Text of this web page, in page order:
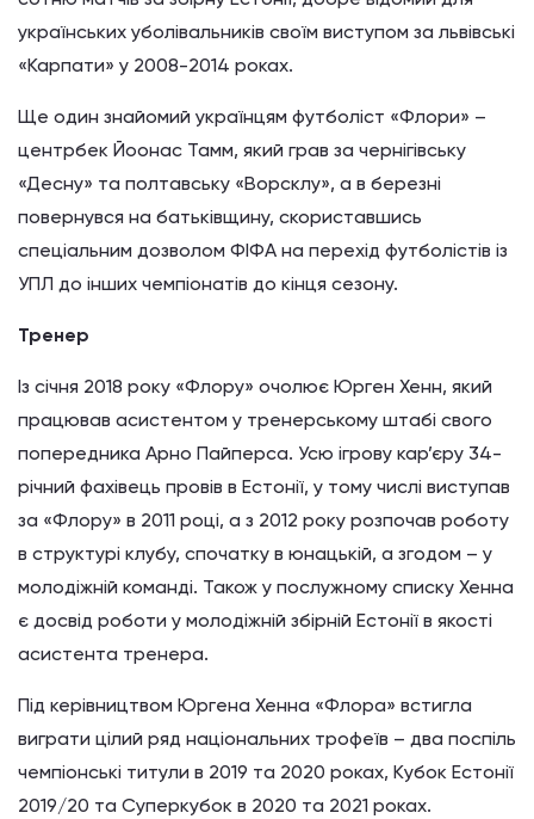
українських уболівальників своїм виступом за львівські
«Карпати» у 2008-2014 роках.
Ще один знайомий українцям футболіст «Флори» –
центрбек Йоонас Тамм, який грав за чернігівську
«Десну» та полтавську «Ворсклу», а в березні
повернувся на батьківщину, скориставшись
спеціальним дозволом ФІФА на перехід футболістів із
УПЛ до інших чемпіонатів до кінця сезону.
Тренер
Із січня 2018 року «Флору» очолює Юрген Хенн, який
працював асистентом у тренерському штабі свого
попередника Арно Пайперса. Усю ігрову кар’єру 34-
річний фахівець провів в Естонії, у тому числі виступав
за «Флору» в 2011 році, а з 2012 року розпочав роботу
в структурі клубу, спочатку в юнацькій, а згодом – у
молодіжній команді. Також у послужному списку Хенна
є досвід роботи у молодіжній збірній Естонії в якості
асистента тренера.
Під керівництвом Юргена Хенна «Флора» встигла
виграти цілий ряд національних трофеїв – два поспіль
чемпіонські титули в 2019 та 2020 роках, Кубок Естонії
2019/20 та Суперкубок в 2020 та 2021 роках.